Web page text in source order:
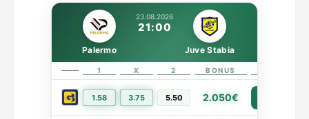
23.08.2026
21:00
Palermo Juve Stabia
1 X 2 BONUS
1.58 3.75 5.50 2.050€